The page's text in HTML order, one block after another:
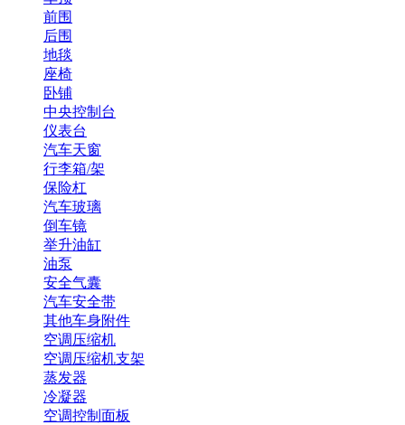
前围
后围
地毯
座椅
卧铺
中央控制台
仪表台
汽车天窗
行李箱/架
保险杠
汽车玻璃
倒车镜
举升油缸
油泵
安全气囊
汽车安全带
其他车身附件
空调压缩机
空调压缩机支架
蒸发器
冷凝器
空调控制面板